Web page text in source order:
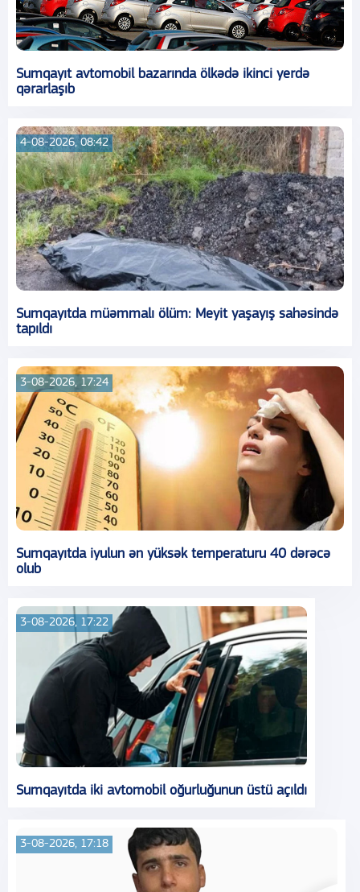
Sumqayıt avtomobil bazarında ölkədə ikinci yerdə
qərarlaşıb
4-08-2026, 08:42
Sumqayıtda müəmmalı ölüm: Meyit yaşayış sahəsində
tapıldı
3-08-2026, 17:24
Sumqayıtda iyulun ən yüksək temperaturu 40 dərəcə
olub
3-08-2026, 17:22
Sumqayıtda iki avtomobil oğurluğunun üstü açıldı
3-08-2026, 17:18